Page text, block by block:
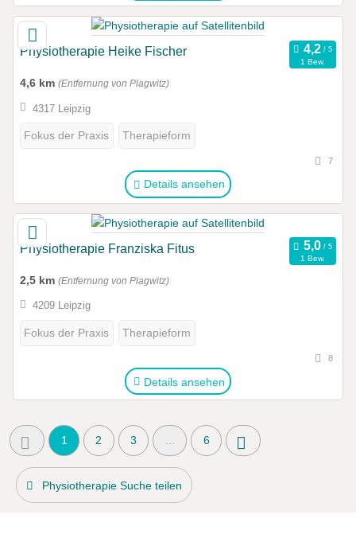
Physiotherapie Heike Fischer
1 Bew.
4,6 km (Entfernung von Plagwitz)
4317 Leipzig
Fokus der Praxis Therapieform
7
Details ansehen
Physiotherapie Franziska Fitus
1 Bew.
2,5 km (Entfernung von Plagwitz)
4209 Leipzig
Fokus der Praxis Therapieform
8
Details ansehen
1 2 3 ... 6
Physiotherapie Suche teilen